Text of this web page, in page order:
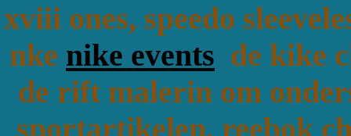
xviii ones, speedo
nke nike events de kike
de rift malerin om
sportartikelen, reebok